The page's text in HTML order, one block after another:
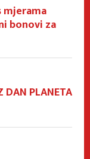
mjerama
bonovi za
DAN PLANETA